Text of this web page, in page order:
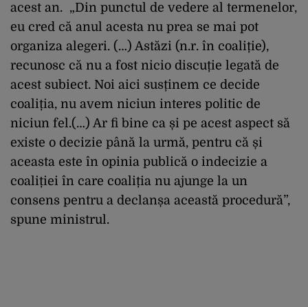
acest an. „Din punctul de vedere al termenelor,
eu cred că anul acesta nu prea se mai pot
organiza alegeri. (…) Astăzi (n.r. în coaliție),
recunosc că nu a fost nicio discuție legată de
acest subiect. Noi aici susținem ce decide
coaliția, nu avem niciun interes politic de
niciun fel.(…) Ar fi bine ca și pe acest aspect să
existe o decizie până la urmă, pentru că și
aceasta este în opinia publică o indecizie a
coaliției în care coaliția nu ajunge la un
consens pentru a declanșa această procedură”,
spune ministrul.